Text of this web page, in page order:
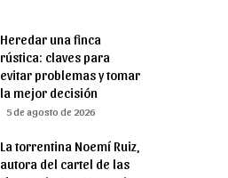
Heredar una finca
rústica: claves para
evitar problemas y tomar
la mejor decisión
5 de agosto de 2026
La torrentina Noemí Ruiz,
autora del cartel de las